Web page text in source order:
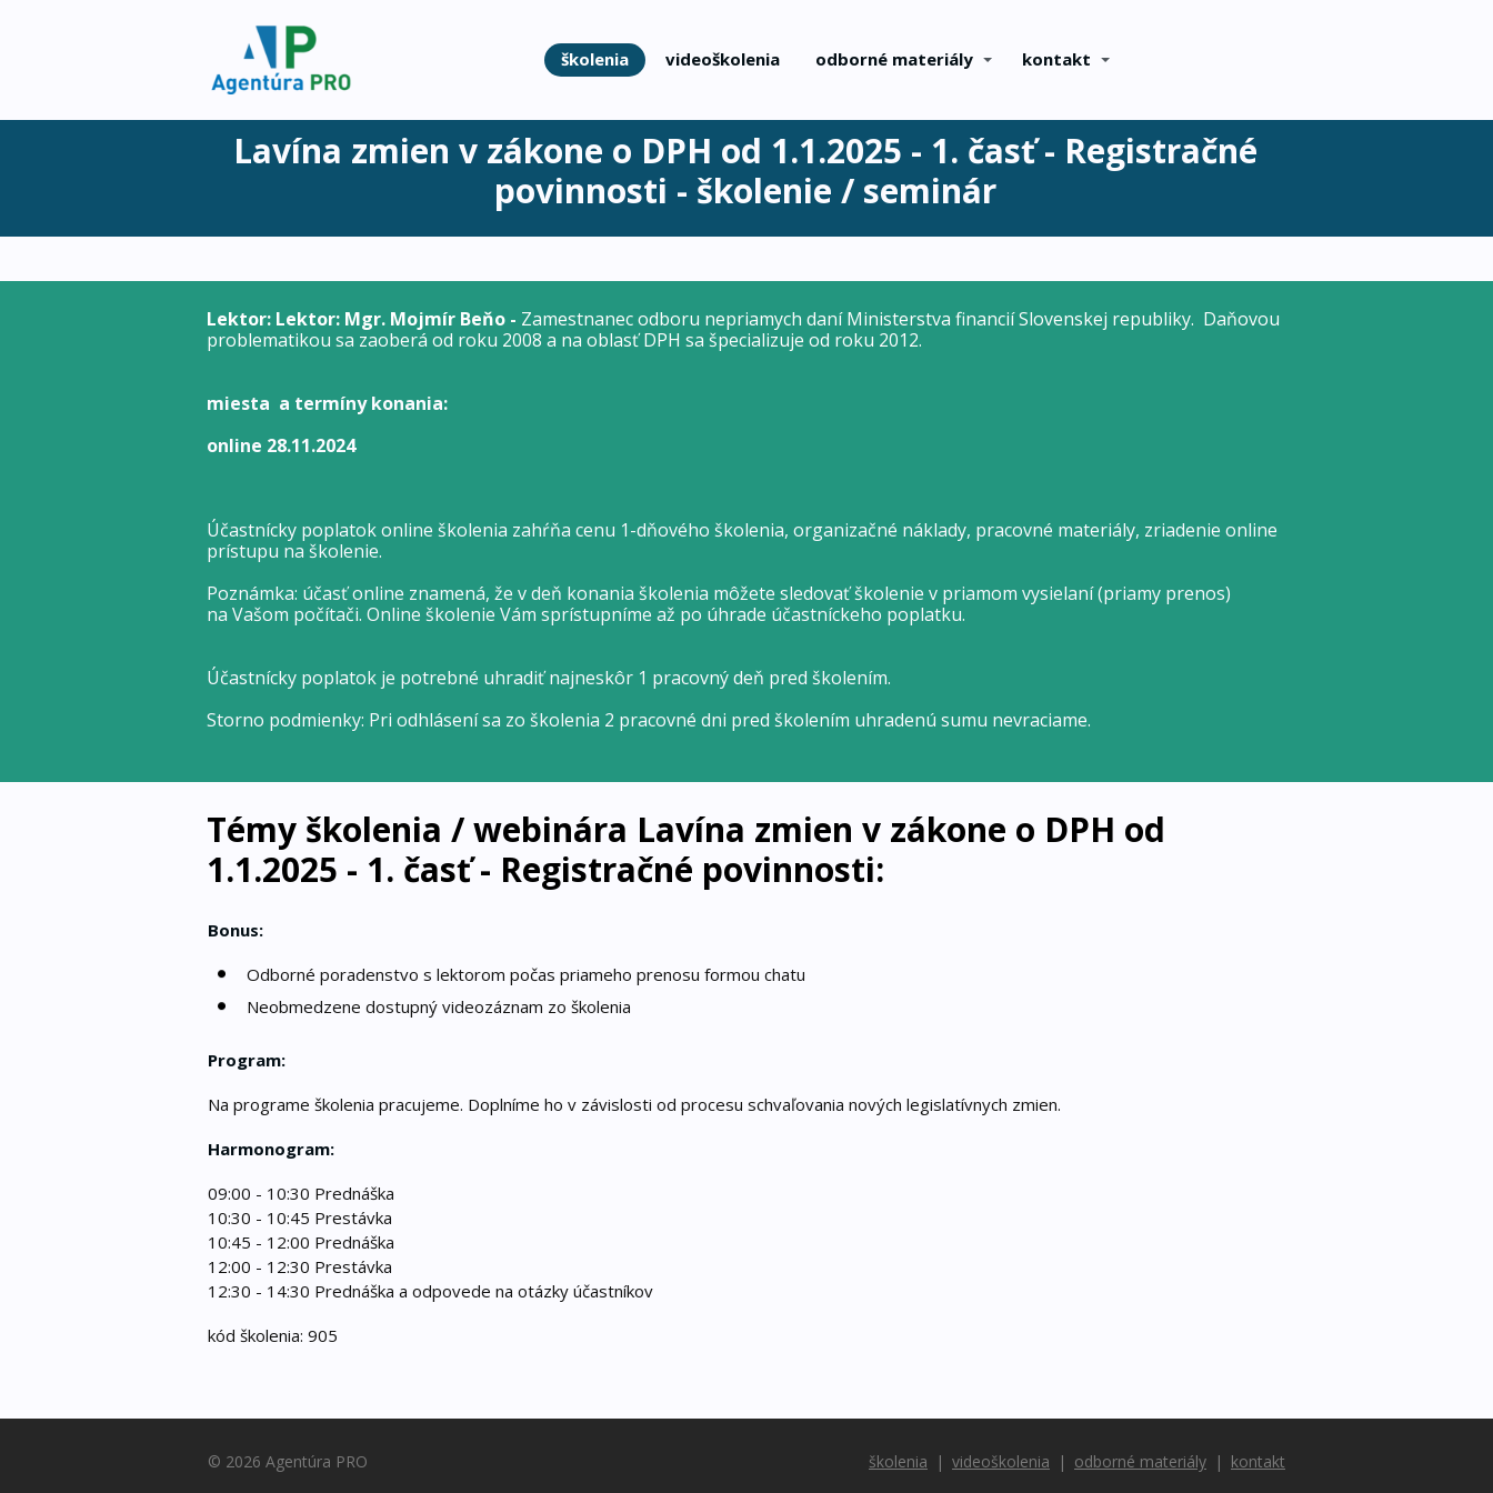
školenia videoškolenia odborné materiály kontakt
Lavína zmien v zákone o DPH od 1.1.2025 - 1. časť - Registračné
povinnosti - školenie / seminár
Lektor: Lektor: Mgr. Mojmír Beňo - Zamestnanec odboru nepriamych daní Ministerstva financií Slovenskej republiky. Daňovou
problematikou sa zaoberá od roku 2008 a na oblasť DPH sa špecializuje od roku 2012.
miesta a termíny konania:
online 28.11.2024
Účastnícky poplatok online školenia zahŕňa cenu 1-dňového školenia, organizačné náklady, pracovné materiály, zriadenie online
prístupu na školenie.
Poznámka: účasť online znamená, že v deň konania školenia môžete sledovať školenie v priamom vysielaní (priamy prenos)
na Vašom počítači. Online školenie Vám sprístupníme až po úhrade účastníckeho poplatku.
Účastnícky poplatok je potrebné uhradiť najneskôr 1 pracovný deň pred školením.
Storno podmienky: Pri odhlásení sa zo školenia 2 pracovné dni pred školením uhradenú sumu nevraciame.
Témy školenia / webinára Lavína zmien v zákone o DPH od
1.1.2025 - 1. časť - Registračné povinnosti:
Bonus:
Odborné poradenstvo s lektorom počas priameho prenosu formou chatu
Neobmedzene dostupný videozáznam zo školenia
Program:
Na programe školenia pracujeme. Doplníme ho v závislosti od procesu schvaľovania nových legislatívnych zmien.
Harmonogram:
09:00 - 10:30 Prednáška
10:30 - 10:45 Prestávka
10:45 - 12:00 Prednáška
12:00 - 12:30 Prestávka
12:30 - 14:30 Prednáška a odpovede na otázky účastníkov
kód školenia: 905
školenia videoškolenia odborné materiály kontakt
© 2026 Agentúra PRO